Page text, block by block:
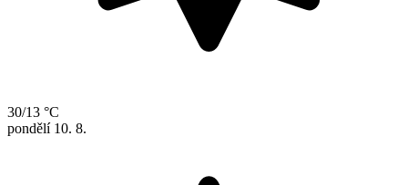
30/13 °C
pondělí 10. 8.